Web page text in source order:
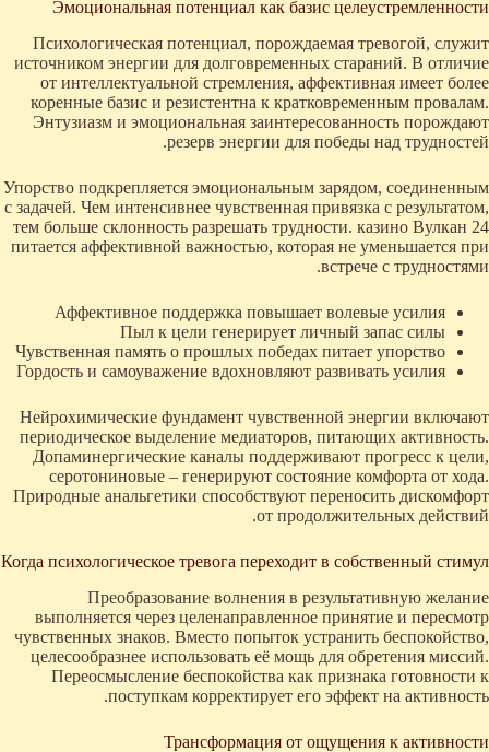
Эмоциональная потенциал как базис целеустремленности
Психологическая потенциал, порождаемая тревогой, служит
источником энергии для долговременных стараний. В отличие
от интеллектуальной стремления, аффективная имеет более
коренные базис и резистентна к кратковременным провалам.
Энтузиазм и эмоциональная заинтересованность порождают
резерв энергии для победы над трудностей.
Упорство подкрепляется эмоциональным зарядом, соединенным
с задачей. Чем интенсивнее чувственная привязка с результатом,
тем больше склонность разрешать трудности. казино Вулкан 24
питается аффективной важностью, которая не уменьшается при
встрече с трудностями.
Аффективное поддержка повышает волевые усилия
Пыл к цели генерирует личный запас силы
Чувственная память о прошлых победах питает упорство
Гордость и самоуважение вдохновляют развивать усилия
Нейрохимические фундамент чувственной энергии включают
периодическое выделение медиаторов, питающих активность.
Допаминергические каналы поддерживают прогресс к цели,
серотониновые – генерируют состояние комфорта от хода.
Природные анальгетики способствуют переносить дискомфорт
от продолжительных действий.
Когда психологическое тревога переходит в собственный стимул
Преобразование волнения в результативную желание
выполняется через целенаправленное принятие и пересмотр
чувственных знаков. Вместо попыток устранить беспокойство,
целесообразнее использовать её мощь для обретения миссий.
Переосмысление беспокойства как признака готовности к
поступкам корректирует его эффект на активность.
Трансформация от ощущения к активности